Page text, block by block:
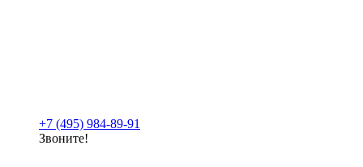
+7 (495) 984-89-91
Звоните!